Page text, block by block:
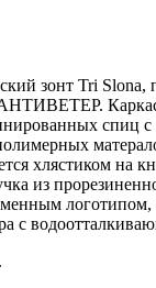
зонт Tri Slona,
АНТИВЕТЕР.
спиц с
хлястиком на
из
логотипом,
с